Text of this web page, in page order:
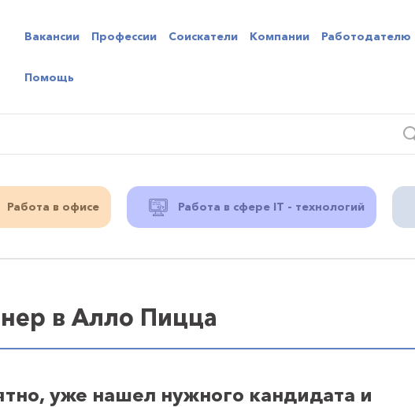
Вакансии Профессии Соискатели Компании Работодателю
Помощь
Работа в офисе Работа в сфере IT - технологий
в Алло Пицца
уже нашел нужного кандидата и